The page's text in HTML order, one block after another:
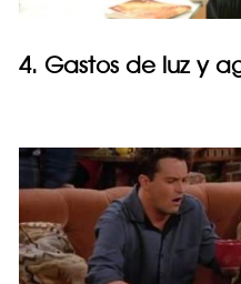
4. Gastos de luz y